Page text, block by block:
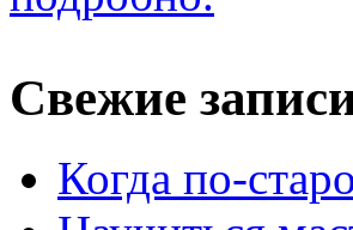
Свежие
Когда по-